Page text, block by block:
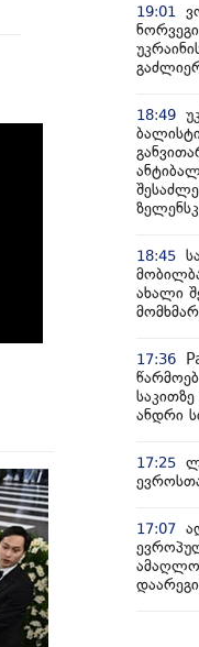
19:01
18:49
18:45
ახალი
17:36
ანდრი
17:25
17:07